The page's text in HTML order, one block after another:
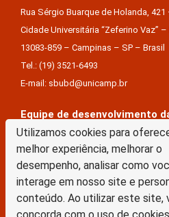
Utilizamos cookies para
melhor experiência, melhorar o
desempenho, analisar como
interage em nosso site e
conteúdo. Ao utilizar este site,
Rua Sérgio Buarque de Holanda, 421
Cidade Universitária “Zeferino Vaz”
13083-859 – Campinas – SP – Brasil
Tel.: (19) 3521-6493
E-mail: sbubd@unicamp.br
Equipe de desenvolvimento
Keite Aparecida Duarte
Márcio Vinícius De Jesus Almeida
Saul Victor De Castro E Silva
A Biblioteca Digital da Unicamp está licenciado